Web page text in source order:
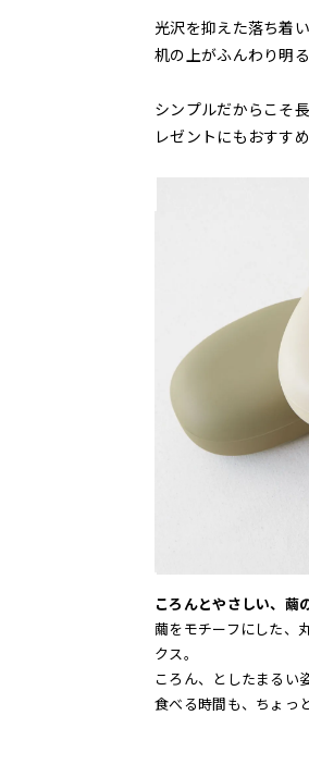
光沢を抑えた落ち着
机の上がふんわり明
シンプルだからこそ
レゼントにもおすすめ
ころんとやさしい、繭
繭をモチーフにした、
クス。
ころん、としたまるい
食べる時間も、ちょっ